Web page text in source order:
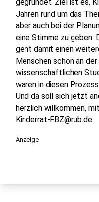
gegründet. Ziel ist es,
Jahren rund um das
aber auch bei der
eine Stimme zu geben.
geht damit einen
Menschen schon an
wissenschaftlichen
waren in diesen
Und da soll sich jetzt
herzlich willkommen,
Kinderrat-FBZ@rub.de.
Anzeige